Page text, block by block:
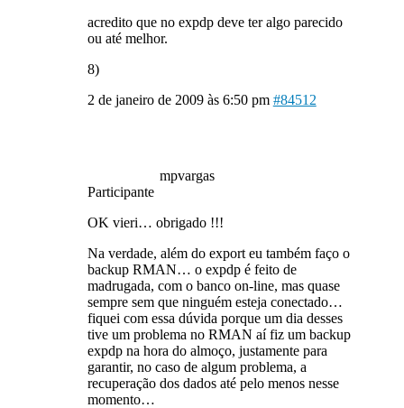
acredito que no expdp deve ter algo parecido
ou até melhor.
8)
2 de janeiro de 2009 às 6:50 pm #84512
mpvargas
Participante
OK vieri… obrigado !!!
Na verdade, além do export eu também faço o
backup RMAN… o expdp é feito de
madrugada, com o banco on-line, mas quase
sempre sem que ninguém esteja conectado…
fiquei com essa dúvida porque um dia desses
tive um problema no RMAN aí fiz um backup
expdp na hora do almoço, justamente para
garantir, no caso de algum problema, a
recuperação dos dados até pelo menos nesse
momento…